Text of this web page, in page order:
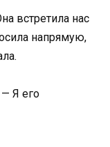
встретила нас
напрямую,
Я его